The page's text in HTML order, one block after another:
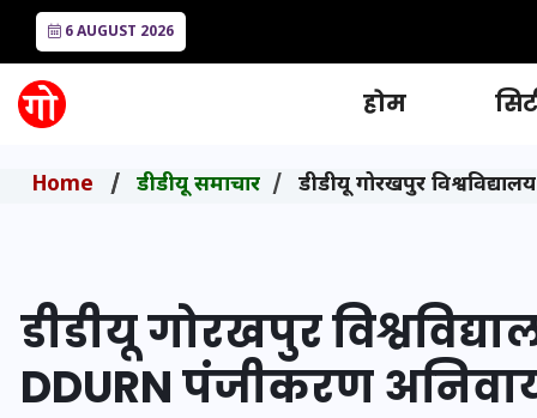
6 AUGUST 2026
होम
Home डीडीयू समाचार डीडीयू गोरखपुर
डीडीयू गोरखपुर
DDURN पंजीकरण